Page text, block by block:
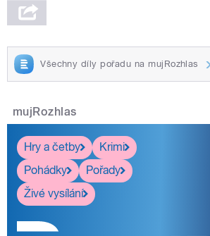
Všechny díly pořadu na mujRozhlas
mujRozhlas
Hry a četby
Krimi
Pohádky
Pořady
Živé vysílání